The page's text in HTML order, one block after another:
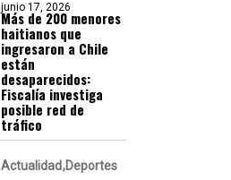
junio 17, 2026
Más de 200 menores
haitianos que
ingresaron a Chile
están
desaparecidos:
Fiscalía investiga
posible red de
tráfico
Actualidad Deportes